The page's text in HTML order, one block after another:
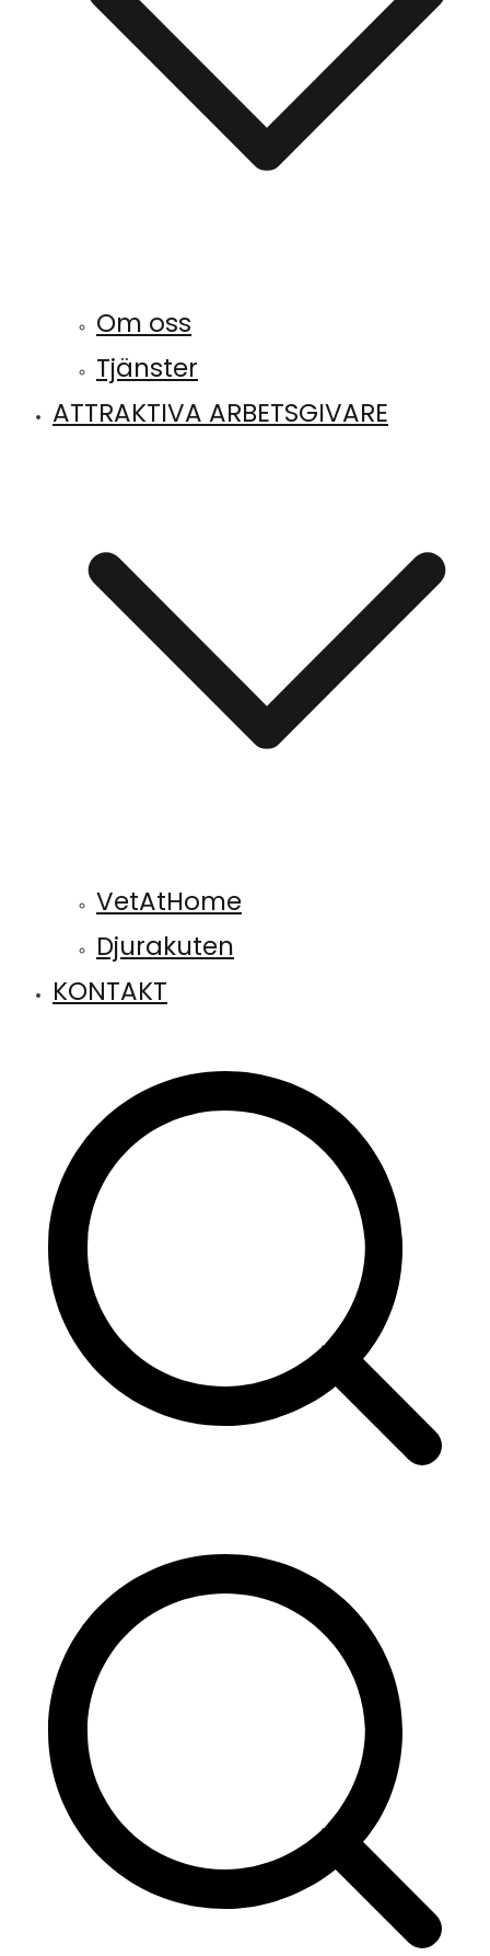
Om oss
Tjänster
ATTRAKTIVA ARBETSGIVARE
VetAtHome
Djurakuten
KONTAKT